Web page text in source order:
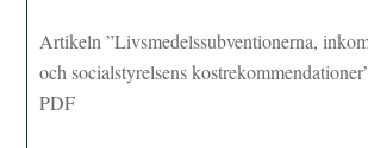
Artikeln ”Livsmedelssubventionerna,
och socialstyrelsens
PDF